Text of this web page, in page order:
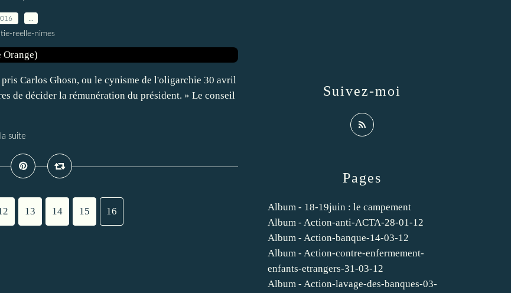
reelle-nimes
Carlos Ghosn, ou le cynisme de l'oligarchie 30 avril
de décider la rémunération du président. » Le conseil
suite
13 14 15 16
Pages
Album - 18-19juin : le campement
Album - Action-anti-ACTA-28-01-12
Album - Action-banque-14-03-12
Album - Action-contre-enfermement-
enfants-etrangers-31-03-12
Album - Action-lavage-des-banques-03-
Suivez-moi